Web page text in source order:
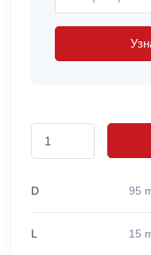
D 95
L 15